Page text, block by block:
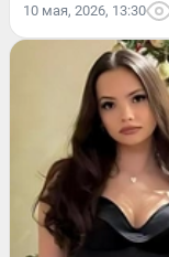
10 мая, 2026, 13:30